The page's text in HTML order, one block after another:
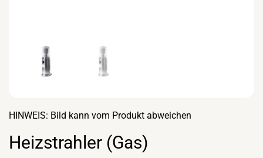
HINWEIS: Bild kann vom Produkt abweichen
Heizstrahler (Gas)